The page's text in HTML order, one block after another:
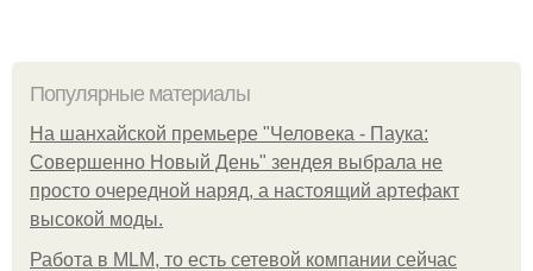
Популярные материалы
На шанхайской премьере "Человека - Паука:
Совершенно Новый День" зендея выбрала не
просто очередной наряд, а настоящий артефакт
высокой моды.
Работа в MLM, то есть сетевой компании сейчас